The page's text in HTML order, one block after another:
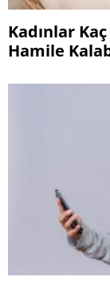
Kadınlar
Hamile